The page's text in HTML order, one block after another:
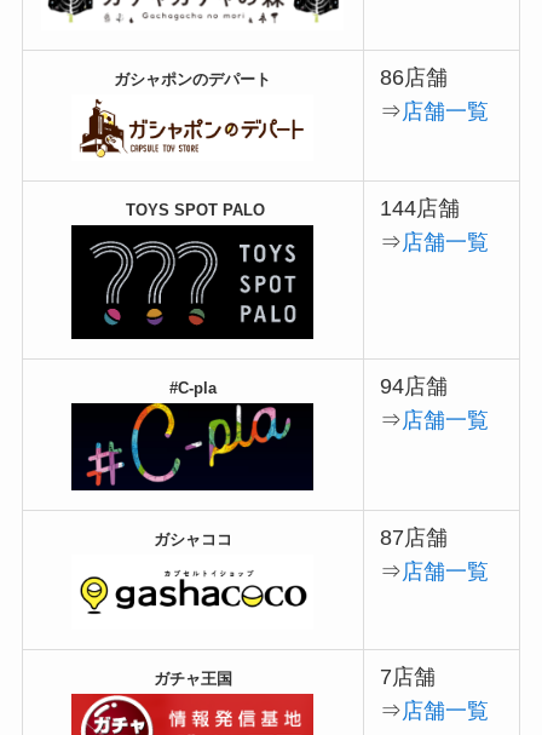
ガシャポンのデパート
86店舗
⇒店舗一覧
TOYS SPOT PALO
144店舗
⇒店舗一覧
#C-pla
94店舗
⇒店舗一覧
ガシャココ
87店舗
⇒店舗一覧
ガチャ王国
7店舗
⇒店舗一覧